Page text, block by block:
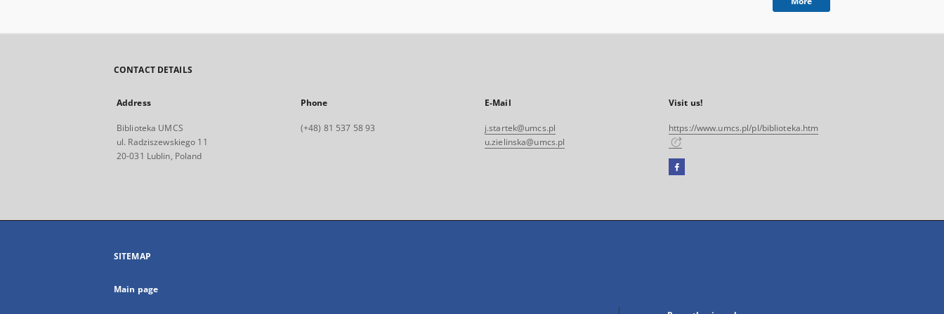
CONTACT DETAILS
Address
Biblioteka UMCS
ul. Radziszewskiego 11
20-031 Lublin, Poland
Phone
(+48) 81 537 58 93
E-Mail
j.startek@umcs.pl
u.zielinska@umcs.pl
Visit us!
https://www.umcs.pl/pl/biblioteka.htm
Facebook
open
SITEMAP
Main page